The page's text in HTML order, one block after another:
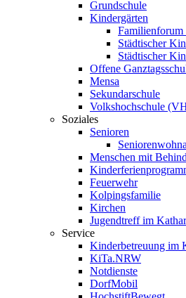
Grundschule
Kindergärten
Familienforum
Städtischer
Städtischer
Offene
Mensa
Sekundarschule
Volkshochschule
Soziales
Senioren
Menschen mit
Feuerwehr
Kolpingsfamilie
Kirchen
Jugendtreff im
Service
Kinderbetreuung im
KiTa.NRW
Notdienste
DorfMobil